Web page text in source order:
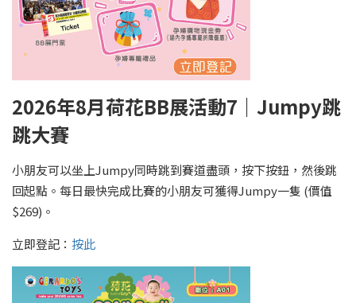
2026年8月荷花BB展活動7｜Jumpy跳
跳大賽
小朋友可以坐上Jumpy同時跳到賽道盡頭，按下按鈕，然後跳
回起點。每日最快完成比賽的小朋友可獲得Jumpy一隻 (價值
$269)。
立即登記： 按此